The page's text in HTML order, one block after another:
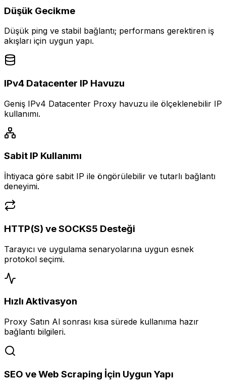
Düşük Gecikme
Düşük ping ve stabil bağlantı; performans gerektiren iş
akışları için uygun yapı.
IPv4 Datacenter IP Havuzu
Geniş IPv4 Datacenter Proxy havuzu ile ölçeklenebilir IP
kullanımı.
Sabit IP Kullanımı
İhtiyaca göre sabit IP ile öngörülebilir ve tutarlı bağlantı
deneyimi.
HTTP(S) ve SOCKS5 Desteği
Tarayıcı ve uygulama senaryolarına uygun esnek
protokol seçimi.
Hızlı Aktivasyon
Proxy Satın Al sonrası kısa sürede kullanıma hazır
bağlantı bilgileri.
SEO ve Web Scraping İçin Uygun Yapı